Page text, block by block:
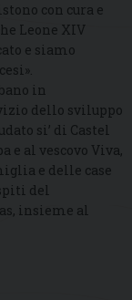
con cura e
Leone XIV
e siamo
in
dello sviluppo
si’ di Castel
e al vescovo Viva,
e delle case
del
insieme al